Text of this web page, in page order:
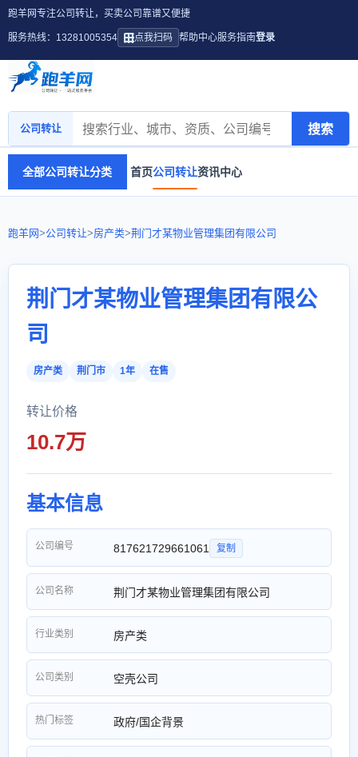
跑羊网专注公司转让，买卖公司靠谱又便捷
服务热线：13281005354 点我扫码 帮助中心服务指南登录
公司转让 搜索
全部公司转让分类 首页公司转让资讯中心
跑羊网>公司转让>房产类>荆门才某物业管理集团有限公司
荆门才某物业管理集团有限公
司
房产类 荆门市 1年 在售
转让价格
10.7万
基本信息
公司编号 817621729661061 复制
公司名称 荆门才某物业管理集团有限公司
行业类别 房产类
公司类别 空壳公司
热门标签 政府/国企背景